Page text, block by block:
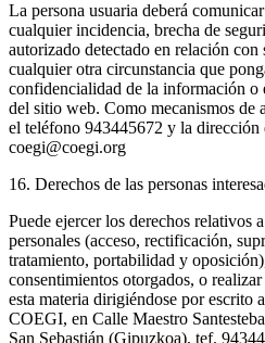
La persona usuaria deberá
cualquier incidencia, brecha de
autorizado detectado en relación con
cualquier otra circunstancia que
confidencialidad de la información o
del sitio web. Como mecanismos de
el teléfono 943445672 y la dirección
coegi@coegi.org
16. Derechos de las personas
Puede ejercer los derechos relativos
personales (acceso, rectificación,
tratamiento, portabilidad y
consentimientos otorgados, o
esta materia dirigiéndose por escrito
COEGI, en Calle Maestro
San Sebastián (Gipuzkoa), tef.